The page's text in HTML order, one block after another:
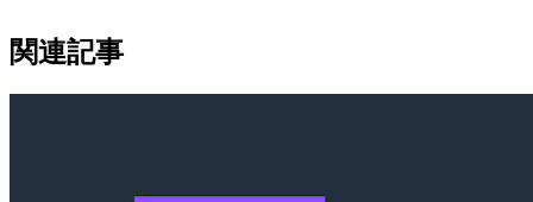
関連記事